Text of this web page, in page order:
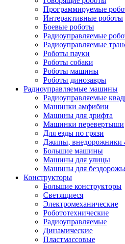
Программируемые
Интерактивные роботы
Боевые роботы
Радиоуправляемые
Радиоуправляемые
Роботы пауки
Роботы собаки
Роботы машины
Роботы динозавры
Радиоуправляемые машины
Радиоуправляемые
Машинки амфибии
Машины для дрифта
Машинки перевертыши
Для езды по грязи
Джипы, внедорожники
Большие машины
Машины для улицы
Машины для
Конструкторы
Большие конструкторы
Светящиеся
Электромеханические
Робототехнические
Радиоуправляемые
Динамические
Пластмассовые